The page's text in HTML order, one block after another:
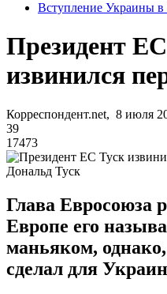
Вступление Украины
Президент
извинился
Корреспондент.net, 8 июля
39
17473
Дональд Туск
Глава Евросоюза
Европе его
маньяком,
сделал для